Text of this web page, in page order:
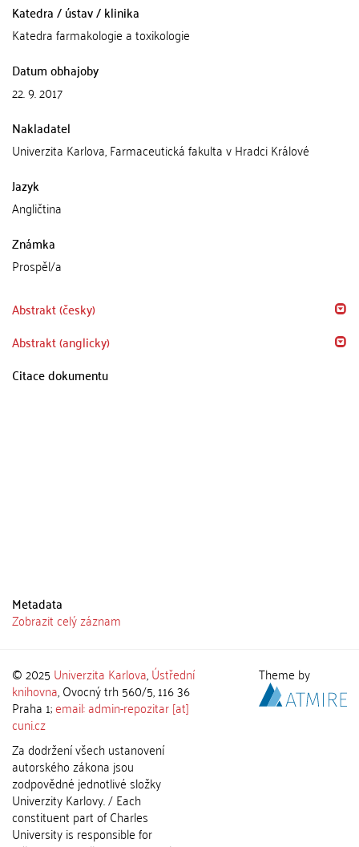
Katedra / ústav / klinika
Katedra farmakologie a toxikologie
Datum obhajoby
22. 9. 2017
Nakladatel
Univerzita Karlova, Farmaceutická fakulta v Hradci Králové
Jazyk
Angličtina
Známka
Prospěl/a
Abstrakt (česky)
Abstrakt (anglicky)
Citace dokumentu
Metadata
Zobrazit celý záznam
© 2025 Univerzita Karlova,Ústřední
knihovna, Ovocný trh 560/5, 116 36
Praha 1;email: admin-repozitar [at]
cuni.cz
Za dodržení všech ustanovení
autorského zákona jsou
zodpovědné jednotlivé složky
Univerzity Karlovy. / Each
constituent part of Charles
University is responsible for
Theme by